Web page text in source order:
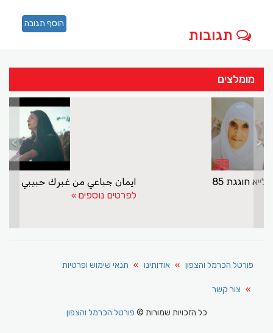
תגובות
הוסף תגובה
מומלצים
שייך סעיד קבלאן חוגג 96 אשתו לייא חוגגת 85
> <
פורטל הכרמל והצפון אודותינו תנאי שימוש ופרטיות
צור קשר
כל הזכויות שמורות ©פורטל הכרמל והצפון